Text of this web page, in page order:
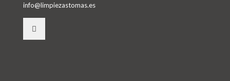
info@limpiezastomas.es